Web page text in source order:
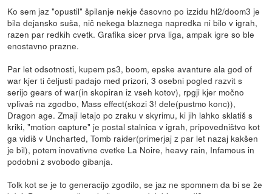
Ko sem jaz "opustil" špilanje nekje časovno po izzidu hl2/doom3 je
bila dejansko suša, nič nekega blaznega napredka ni bilo v igrah,
razen par redkih cvetk. Grafika sicer prva liga, ampak igre so ble
enostavno prazne.
Par let odsotnosti, kupem ps3, boom, epske avanture ala god of
war kjer ti čeljusti padajo med prizori, 3 osebni pogled razvit s
serijo gears of war(in skopiran iz vseh kotov), rpgji kjer močno
vplivaš na zgodbo, Mass effect(skozi 3! dele(pustmo konc)),
Dragon age. Zmaji letajo po zraku v skyrimu, ki jih lahko sklatiš s
kriki, "motion capture" je postal stalnica v igrah, pripovedništvo kot
ga vidiš v Uncharted, Tomb raider(primerjaj z par let nazaj kakšen
je bil), potem inovativne cvetke La Noire, heavy rain, Infamous in
podobni z svobodo gibanja.
Tolk kot se je to generacijo zgodilo, se jaz ne spomnem da bi se že